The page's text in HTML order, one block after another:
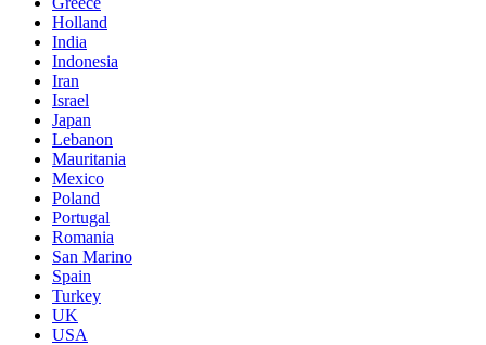
Holland
India
Indonesia
Iran
Israel
Japan
Lebanon
Mauritania
Mexico
Poland
Portugal
Romania
San Marino
Spain
Turkey
UK
USA